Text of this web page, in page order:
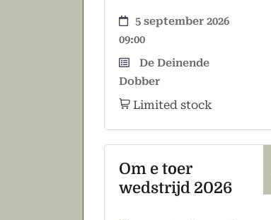
5 september 2026
09:00
De Deinende
Dobber
Limited stock
Om e toer
wedstrijd 2026